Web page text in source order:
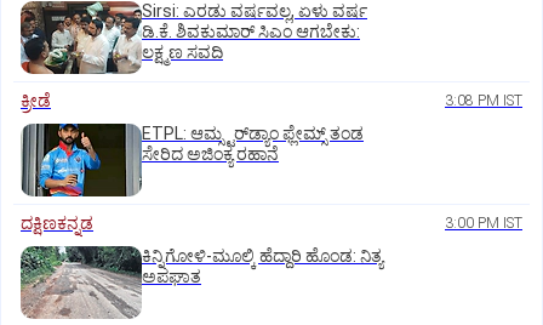
Sirsi: ಎರಡು ವರ್ಷವಲ್ಲ, ಏಳು ವರ್ಷ
ಡಿ.ಕೆ. ಶಿವಕುಮಾರ್ ಸಿಎಂ ಆಗಬೇಕು:
ಲಕ್ಷ್ಮಣ ಸವದಿ
ಕ್ರೀಡೆ 3:08 PM IST
ETPL: ಆಮ್ಸ್ಟರ್‌ಡ್ಯಾಂ ಫ್ಲೇಮ್ಸ್‌ ತಂಡ
ಸೇರಿದ ಅಜಿಂಕ್ಯ ರಹಾನೆ
ದಕ್ಷಿಣಕನ್ನಡ 3:00 PM IST
ಕಿನ್ನಿಗೋಳಿ-ಮೂಲ್ಕಿ ಹೆದ್ದಾರಿ ಹೊಂಡ: ನಿತ್ಯ
ಅಪಘಾತ